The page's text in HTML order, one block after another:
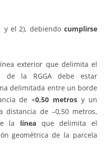
y el 2), debiendocumplirse
exterior que delimita el
de la RGGA debe estar
delimitada entre un borde
de +0,50 metros y un
de –0,50 metros,
la línea que delimita el
geométrica de la parcela